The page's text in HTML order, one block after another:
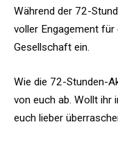
Während der 72-
voller Engagement
Gesellschaft ein.
Wie die 72-Stunden-
von euch ab. Wollt ihr
euch lieber